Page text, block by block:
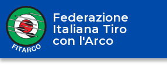
Federazione
Italiana Tiro
con l'Arco